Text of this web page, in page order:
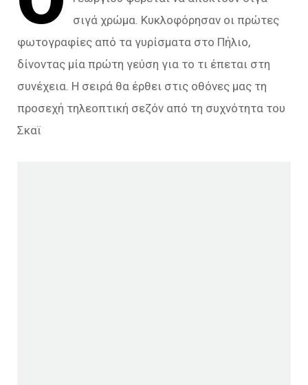
σιγά χρώμα. Κυκλοφόρησαν οι πρώτες
φωτογραφίες από τα γυρίσματα στο Πήλιο,
δίνοντας μία πρώτη γεύση για το τι έπεται στη
συνέχεια. Η σειρά θα έρθει στις οθόνες μας τη
προσεχή τηλεοπτική σεζόν από τη συχνότητα του
Σκαϊ